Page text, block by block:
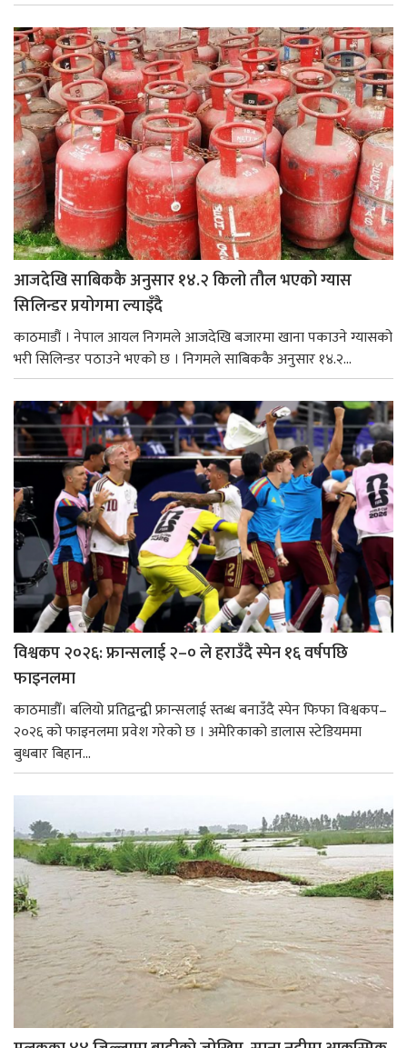
आजदेखि साबिककै अनुसार १४.२ किलो तौल भएको ग्यास
सिलिन्डर प्रयोगमा ल्याइँदै
काठमाडौं । नेपाल आयल निगमले आजदेखि बजारमा खाना पकाउने ग्यासको
भरी सिलिन्डर पठाउने भएको छ । निगमले साबिककै अनुसार १४.२...
विश्वकप २०२६: फ्रान्सलाई २–० ले हराउँदै स्पेन १६ वर्षपछि
फाइनलमा
काठमाडौँ। बलियो प्रतिद्वन्द्वी फ्रान्सलाई स्तब्ध बनाउँदै स्पेन फिफा विश्वकप–
२०२६ को फाइनलमा प्रवेश गरेको छ । अमेरिकाको डालास स्टेडियममा
बुधबार बिहान...